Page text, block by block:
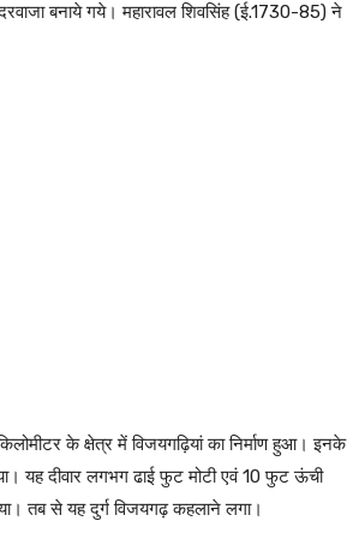
दरवाजा बनाये गये। महारावल शिवसिंह (ई.1730-85) ने
के क्षेत्र में विजयगढ़ियां का निर्माण हुआ। इनके
यह दीवार लगभग ढाई फुट मोटी एवं 10 फुट ऊंची
तब से यह दुर्ग विजयगढ़ कहलाने लगा।